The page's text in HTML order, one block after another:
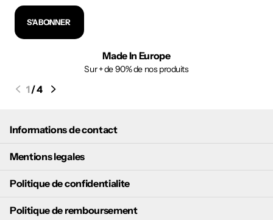
S'ABONNER
Made In Europe
Sur + de 90% de nos produits
1/4
Informations de contact
Mentions legales
Politique de confidentialite
Politique de remboursement